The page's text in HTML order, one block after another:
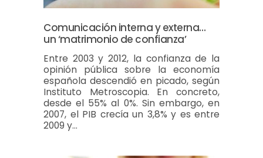
Comunicación interna y externa…
un ‘matrimonio de confianza’
Entre 2003 y 2012, la confianza de la
opinión pública sobre la economía
española descendió en picado, según
Instituto Metroscopia. En concreto,
desde el 55% al 0%. Sin embargo, en
2007, el PIB crecía un 3,8% y es entre
2009 y…